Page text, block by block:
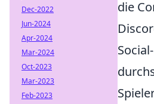
die
Dec-2022
Jun-2024
Apr-2024
Mar-2024
Oct-2023
Mar-2023
Feb-2023